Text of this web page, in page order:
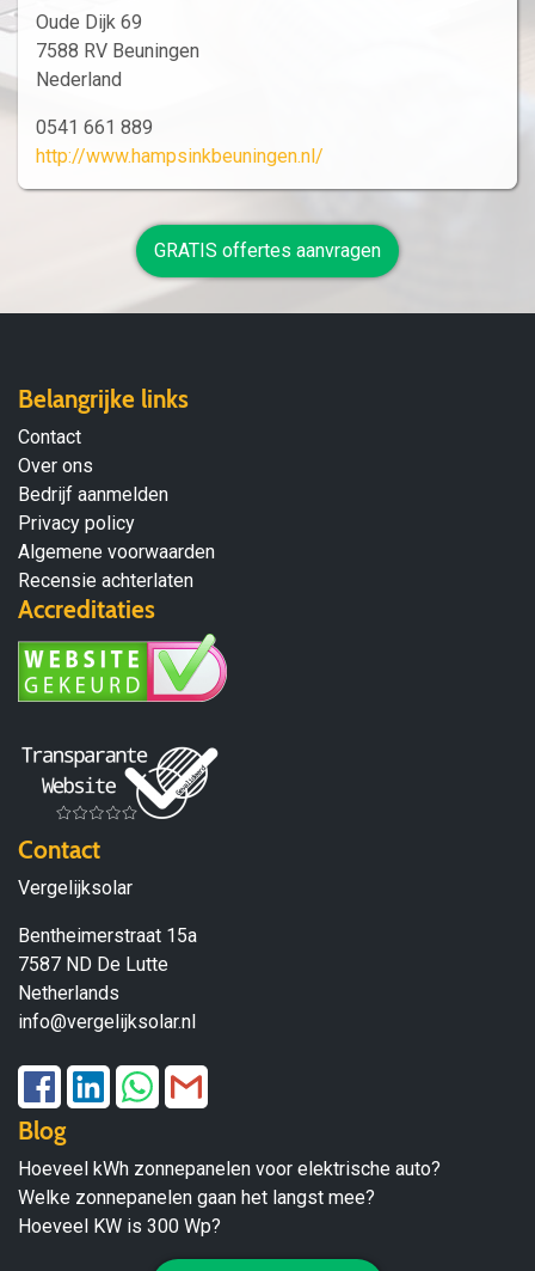
Oude Dijk 69
7588 RV Beuningen
Nederland
0541 661 889
http://www.hampsinkbeuningen.nl/
GRATIS offertes aanvragen
Belangrijke links
Contact
Over ons
Bedrijf aanmelden
Privacy policy
Algemene voorwaarden
Recensie achterlaten
Accreditaties
Contact
Vergelijksolar
Bentheimerstraat 15a
7587 ND De Lutte
Netherlands
info@vergelijksolar.nl
Blog
Hoeveel kWh zonnepanelen voor elektrische auto?
Welke zonnepanelen gaan het langst mee?
Hoeveel KW is 300 Wp?